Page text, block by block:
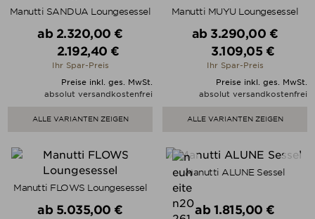
Manutti SANDUA Loungesessel
Verkaufspreis
ab 2.320,00 €
Preis
2.192,40 €
Ihr Spar-Preis
Preise inkl. ges. MwSt.
absolut versandkostenfrei
ALLE VARIANTEN ZEIGEN
Manutti MUYU Loungesessel
Verkaufspreis
ab 3.290,00 €
Preis
3.109,05 €
Ihr Spar-Preis
Preise inkl. ges. MwSt.
absolut versandkostenfrei
ALLE VARIANTEN ZEIGEN
Manutti FLOWS Loungesessel
Verkaufspreis
ab 5.035,00 €
Manutti ALUNE Sessel
Verkaufspreis
ab 1.815,00 €